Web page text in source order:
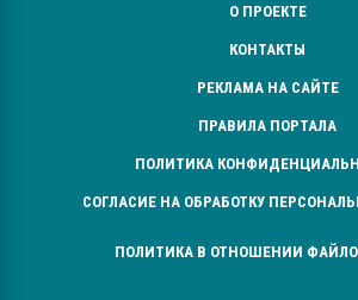
О ПРОЕКТЕ
КОНТАКТЫ
РЕКЛАМА НА САЙТЕ
ПРАВИЛА ПОРТАЛА
ПОЛИТИКА
СОГЛАСИЕ НА ОБРАБОТКУ
ПОЛИТИКА В ОТНОШЕНИИ ФАЙЛОВ